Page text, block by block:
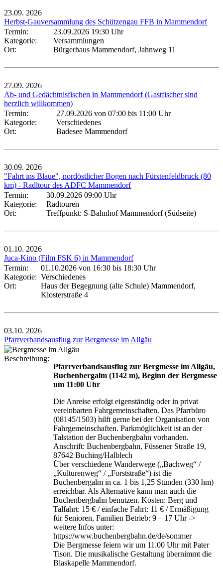
23.09. 2026
Herbst-Gauversammlung des Schützengau FFB in Mammendorf
Termin:
23.09.2026 19:30 Uhr
Kategorie:
Versammlungen
Ort:
Bürgerhaus Mammendorf, Jahnweg 11
27.09. 2026
Ab- und Gedächtnisfischen in Mammendorf (Gastfischer sind
herzlich willkommen)
Termin:
27.09.2026 von 07:00 bis 11:00 Uhr
Kategorie:
Verschiedenes
Ort:
Badesee Mammendorf
30.09. 2026
"Fahrt ins Blaue", nordöstlicher Bogen nach Fürstenfeldbruck (80
km) - Radltour des ADFC Mammendorf
Termin:
30.09.2026 09:00 Uhr
Kategorie:
Radtouren
Ort:
Treffpunkt: S-Bahnhof Mammendorf (Südseite)
01.10. 2026
Juca-Kino (Film FSK 6) in Mammendorf
Termin:
01.10.2026 von 16:30 bis 18:30 Uhr
Kategorie: Verschiedenes
Ort:
Haus der Begegnung (alte Schule) Mammendorf,
Klosterstraße 4
03.10. 2026
Pfarrverbandsausflug zur Bergmesse im Allgäu
Beschreibung:
Pfarrverbandsausflug zur Bergmesse im Allgäu,
Buchenbergalm (1142 m), Beginn der Bergmesse
um 11:00 Uhr
Die Anreise erfolgt eigenständig oder in privat
vereinbarten Fahrgemeinschaften. Das Pfarrbüro
(08145/1503) hilft gerne bei der Organisation von
Fahrgemeinschaften. Parkmöglichkeit ist an der
Talstation der Buchenbergbahn vorhanden.
Anschrift: Buchenbergbahn, Füssener Straße 19,
87642 Buching/Halblech
Über verschiedene Wanderwege („Bachweg“ /
„Kulturenweg“ / „Forststraße“) ist die
Buchenbergalm in ca. 1 bis 1,25 Stunden (330 hm)
erreichbar. Als Alternative kann man auch die
Buchenbergbahn benutzen. Kosten: Berg und
Talfahrt: 15 € / einfache Fahrt: 11 € / Ermäßigung
für Senioren, Familien Betrieb: 9 – 17 Uhr ->
weitere Infos unter:
https://www.buchenbergbahn.de/de/sommer
Die Bergmesse feiern wir um 11.00 Uhr mit Pater
Tison. Die musikalische Gestaltung übernimmt die
Blaskapelle Mammendorf.